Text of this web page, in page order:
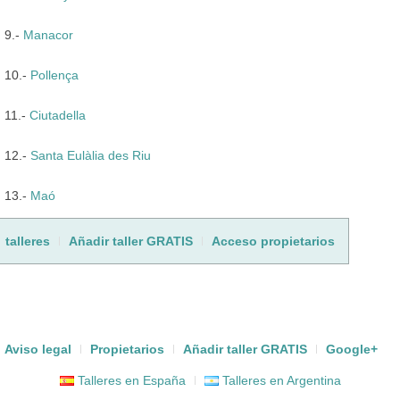
9.- Manacor
10.- Pollença
11.- Ciutadella
12.- Santa Eulàlia des Riu
13.- Maó
talleres Añadir taller GRATIS Acceso propietarios
Aviso legal Propietarios Añadir taller GRATIS Google+
Talleres en España Talleres en Argentina